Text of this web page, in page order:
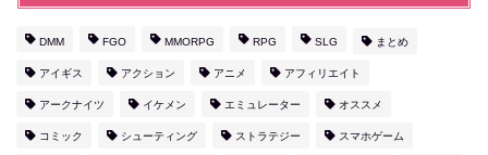
DMM FGO MMORPG RPG SLG まとめ
アイギス アクション アニメ アフィリエイト
アークナイツ イケメン エミュレーター オススメ
コミック シューティング ストラテジー スマホゲーム